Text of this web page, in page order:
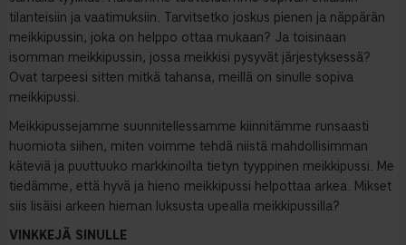
tilanteisiin ja vaatimuksiin. Tarvitsetko joskus pienen ja näppärän
meikkipussin, joka on helppo ottaa mukaan? Ja toisinaan
isomman meikkipussin, jossa meikkisi pysyvät järjestyksessä?
Ovat tarpeesi sitten mitkä tahansa, meillä on sinulle sopiva
meikkipussi.
Meikkipussejamme suunnitellessamme kiinnitämme runsaasti
huomiota siihen, miten voimme tehdä niistä mahdollisimman
käteviä ja puuttuuko markkinoilta tietyn tyyppinen meikkipussi. Me
tiedämme, että hyvä ja hieno meikkipussi helpottaa arkea. Mikset
siis lisäisi arkeen hieman luksusta upealla meikkipussilla?
VINKKEJÄ SINULLE